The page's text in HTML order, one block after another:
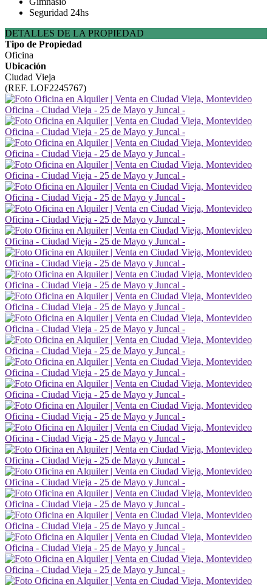
Seguridad 24hs
DETALLES DE LA PROPIEDAD
Tipo de Propiedad
Oficina
Ubicación
Ciudad Vieja
(REF. LOF2245767)